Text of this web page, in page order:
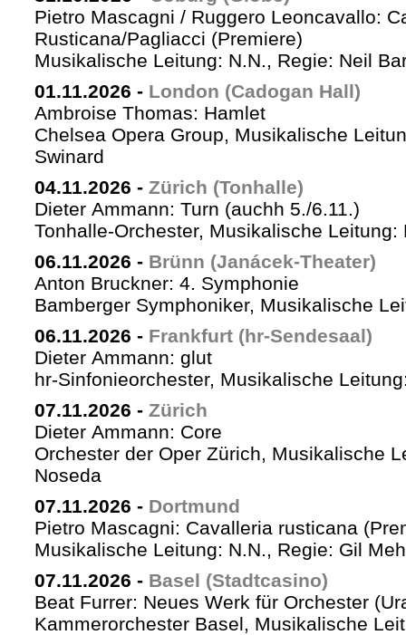
Pietro Mascagni / Ruggero Leoncavallo:
Rusticana/Pagliacci (Premiere)
Musikalische Leitung: N.N., Regie: Neil
01.11.2026 - London (Cadogan Hall)
Ambroise Thomas: Hamlet
Chelsea Opera Group, Musikalische
Swinard
04.11.2026 - Zürich (Tonhalle)
Dieter Ammann: Turn (auchh 5./6.11.)
Tonhalle-Orchester, Musikalische Leitung:
06.11.2026 - Brünn (Janácek-Theater)
Anton Bruckner: 4. Symphonie
Bamberger Symphoniker, Musikalische
06.11.2026 - Frankfurt (hr-Sendesaal)
Dieter Ammann: glut
hr-Sinfonieorchester, Musikalische
07.11.2026 - Zürich
Dieter Ammann: Core
Orchester der Oper Zürich, Musikalische
Noseda
07.11.2026 - Dortmund
Pietro Mascagni: Cavalleria rusticana
Musikalische Leitung: N.N., Regie: Gil
07.11.2026 - Basel (Stadtcasino)
Beat Furrer: Neues Werk für Orchester
Kammerorchester Basel, Musikalische